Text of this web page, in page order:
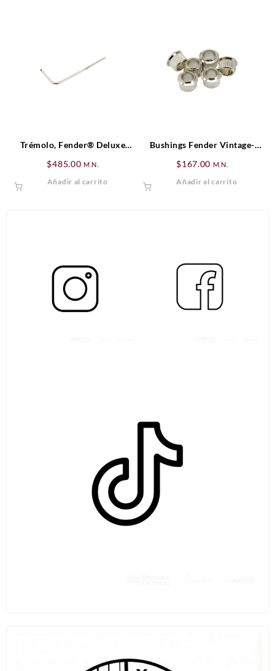
Trémolo, Fender® Deluxe
$485.00 M.N.
Añadir al carrito
Bushings Fender Vintage-
$167.00 M.N.
Añadir al carrito